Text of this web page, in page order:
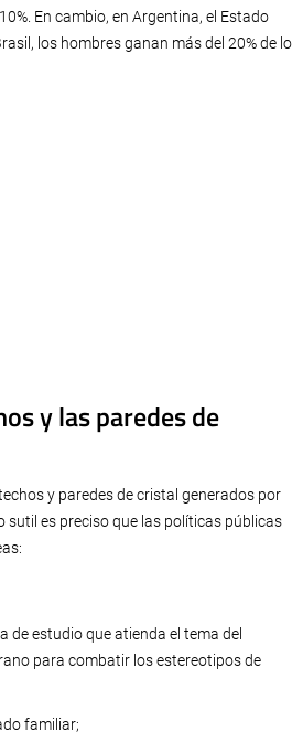
En cambio, en Argentina, el Estado
los hombres ganan más del 20% de lo
y las paredes de
y paredes de cristal generados por
sutil es preciso que las políticas públicas
de estudio que atienda el tema del
para combatir los estereotipos de
familiar;